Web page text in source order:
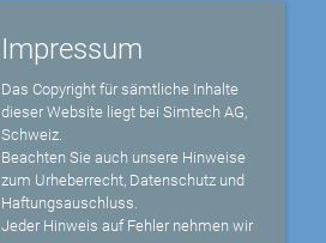
Impressum
Das Copyright für sämtliche Inhalte
dieser Website liegt bei Simtech AG,
Schweiz.
Beachten Sie auch unsere Hinweise
zum Urheberrecht, Datenschutz und
Haftungsauschluss.
Jeder Hinweis auf Fehler nehmen wir